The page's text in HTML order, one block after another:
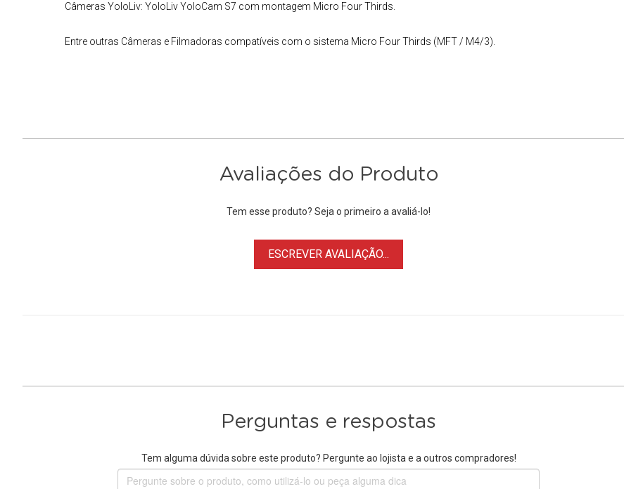
Câmeras YoloLiv: YoloLiv YoloCam S7 com montagem Micro Four Thirds.
Entre outras Câmeras e Filmadoras compatíveis com o sistema Micro Four Thirds (MFT / M4/3).
Avaliações do Produto
Tem esse produto? Seja o primeiro a avaliá-lo!
ESCREVER AVALIAÇÃO...
Perguntas e respostas
Tem alguma dúvida sobre este produto? Pergunte ao lojista e a outros compradores!